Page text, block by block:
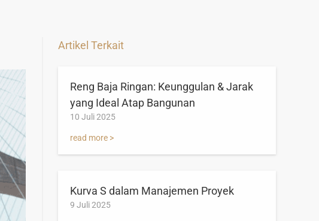
Artikel Terkait
Reng Baja Ringan: Keunggulan & Jarak
yang Ideal Atap Bangunan
10 Juli 2025
read more >
Kurva S dalam Manajemen Proyek
9 Juli 2025